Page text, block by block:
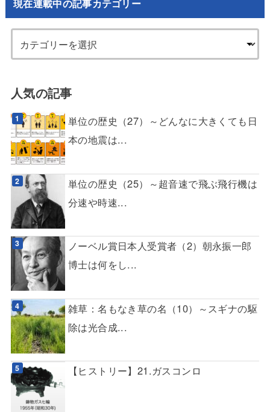
現在連載中の記事カテゴリー
人気の記事
単位の歴史（27）～どんなに大きくても日
本の地震は...
単位の歴史（25）～超音速で飛ぶ飛行機は
分速や時速...
ノーベル賞日本人受賞者（2）朝永振一郎
博士は何をし...
雑草：名もなき草の名（10）～スギナの駆
除は光合成...
【ヒストリー】21.ガスコンロ